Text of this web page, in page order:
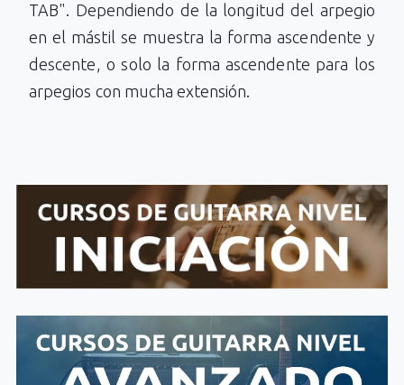
TAB". Dependiendo de la longitud del arpegio
en el mástil se muestra la forma ascendente y
descente, o solo la forma ascendente para los
arpegios con mucha extensión.